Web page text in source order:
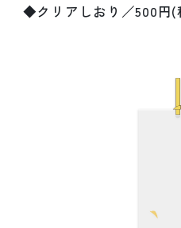
◆クリアしおり／500円(